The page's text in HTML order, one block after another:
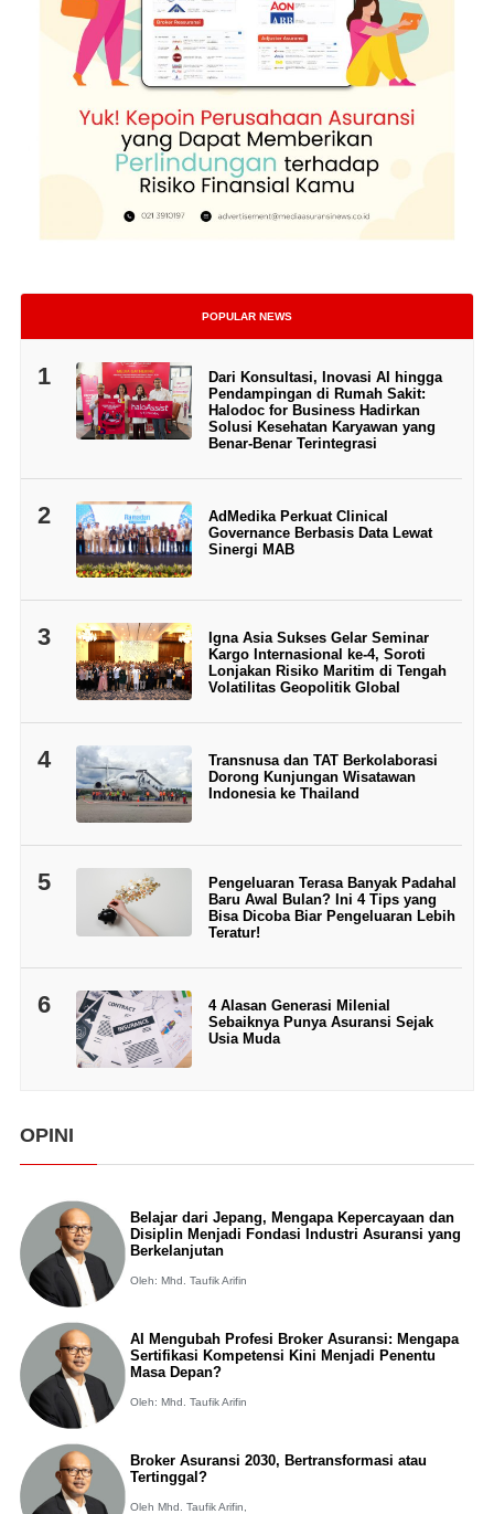
POPULAR NEWS
1
Dari Konsultasi, Inovasi AI hingga
Pendampingan di Rumah Sakit:
Halodoc for Business Hadirkan
Solusi Kesehatan Karyawan yang
Benar-Benar Terintegrasi
2
AdMedika Perkuat Clinical
Governance Berbasis Data Lewat
Sinergi MAB
3
Igna Asia Sukses Gelar Seminar
Kargo Internasional ke-4, Soroti
Lonjakan Risiko Maritim di Tengah
Volatilitas Geopolitik Global
4
Transnusa dan TAT Berkolaborasi
Dorong Kunjungan Wisatawan
Indonesia ke Thailand
5
Pengeluaran Terasa Banyak Padahal
Baru Awal Bulan? Ini 4 Tips yang
Bisa Dicoba Biar Pengeluaran Lebih
Teratur!
6
4 Alasan Generasi Milenial
Sebaiknya Punya Asuransi Sejak
Usia Muda
OPINI
Belajar dari Jepang, Mengapa Kepercayaan dan
Disiplin Menjadi Fondasi Industri Asuransi yang
Berkelanjutan
Oleh: Mhd. Taufik Arifin
AI Mengubah Profesi Broker Asuransi: Mengapa
Sertifikasi Kompetensi Kini Menjadi Penentu
Masa Depan?
Oleh: Mhd. Taufik Arifin
Broker Asuransi 2030, Bertransformasi atau
Tertinggal?
Oleh Mhd. Taufik Arifin,